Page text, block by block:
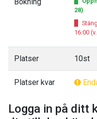
28)
16:00
Platser 10st
Platser kvar
Logga in på ditt